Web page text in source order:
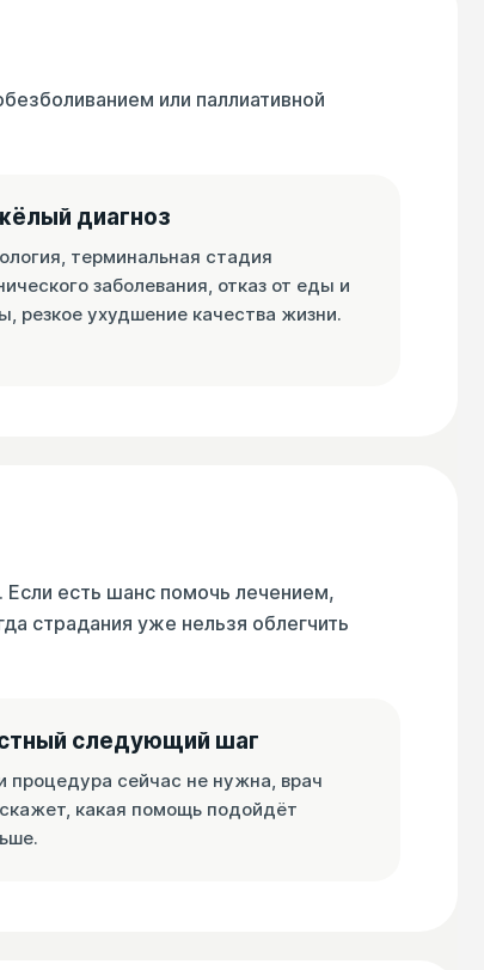
или паллиативной
диагноз
терминальная стадия
заболевания, отказ от еды и
резкое ухудшение качества жизни.
Если есть шанс помочь лечением,
страдания уже нельзя облегчить
следующий шаг
процедура сейчас не нужна, врач
какая помощь подойдёт